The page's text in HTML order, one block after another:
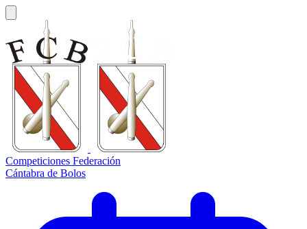
Competiciones Federación
Cántabra de Bolos